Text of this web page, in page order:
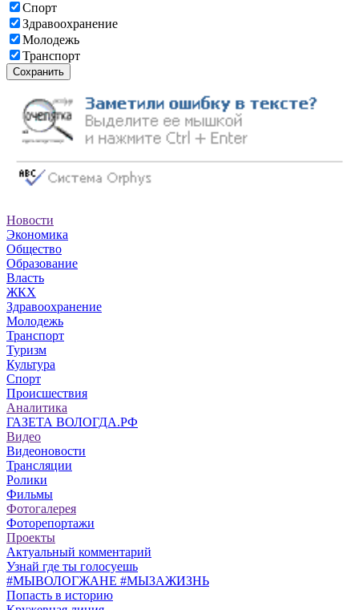
Спорт
Здравоохранение
Молодежь
Транспорт
Сохранить
Новости
Экономика
Общество
Образование
Власть
ЖКХ
Здравоохранение
Молодежь
Транспорт
Туризм
Культура
Спорт
Происшествия
Аналитика
ГАЗЕТА ВОЛОГДА.РФ
Видео
Видеоновости
Трансляции
Ролики
Фильмы
Фотогалерея
Фоторепортажи
Проекты
Актуальный комментарий
Узнай где ты голосуешь
#МЫВОЛОГЖАНЕ #МЫЗАЖИЗНЬ
Попасть в историю